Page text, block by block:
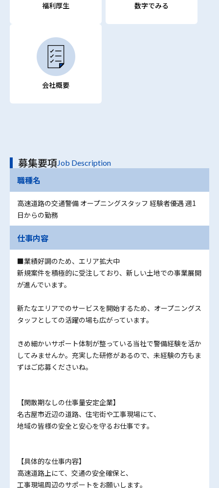
福利厚生 数字でみる
会社概要
募集要項 Job Description
職種名
高速道路の交通警備 オープニングスタッフ 経験者優遇 週1
日からの勤務
仕事内容
■業績好調のため、エリア拡大中
新規案件を積極的に受注しており、新しい土地での事業展開
が進んでいます。
新たなエリアでのサービスを開始するため、オープニングス
タッフとしての活躍の場も広がっています。
きめ細かいサポート体制が整っている当社で警備経験を活か
してみませんか。充実した研修があるので、未経験の方もま
ずはご応募くださいね。
【閑散期なしの仕事量安定企業】
名古屋市近辺の道路、住宅街や工事現場にて、
地域の皆様の安全と安心を守るお仕事です。
【具体的な仕事内容】
高速道路上にて、交通の安全確保と、
工事現場周辺のサポートをお願いします。